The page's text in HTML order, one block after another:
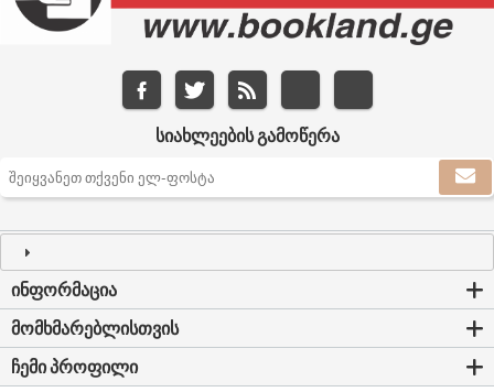
ᲡᲘᲐᲮᲚᲔᲔᲑᲘᲡ ᲒᲐᲛᲝᲬᲔᲠᲐ
ᲘᲜᲤᲝᲠᲛᲐᲪᲘᲐ
ᲛᲝᲛᲮᲛᲐᲠᲔᲑᲚᲘᲡᲗᲕᲘᲡ
ᲩᲔᲛᲘ ᲞᲠᲝᲤᲘᲚᲘ